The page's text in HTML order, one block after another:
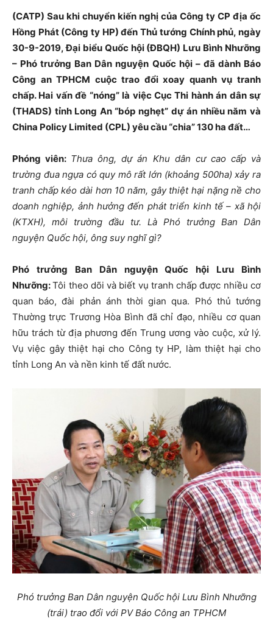
(CATP) Sau khi chuyển kiến nghị của Công ty CP địa ốc
Hồng Phát (Công ty HP) đến Thủ tướng Chính phủ, ngày
30-9-2019, Đại biểu Quốc hội (ĐBQH) Lưu Bình Nhưỡng
– Phó trưởng Ban Dân nguyện Quốc hội – đã dành Báo
Công an TPHCM cuộc trao đổi xoay quanh vụ tranh
chấp. Hai vấn đề “nóng” là việc Cục Thi hành án dân sự
(THADS) tỉnh Long An “bóp nghẹt” dự án nhiều năm và
China Policy Limited (CPL) yêu cầu “chia” 130 ha đất…
Phóng viên: Thưa ông, dự án Khu dân cư cao cấp và
trường đua ngựa có quy mô rất lớn (khoảng 500ha) xảy ra
tranh chấp kéo dài hơn 10 năm, gây thiệt hại nặng nề cho
doanh nghiệp, ảnh hưởng đến phát triển kinh tế – xã hội
(KTXH), môi trường đầu tư. Là Phó trưởng Ban Dân
nguyện Quốc hội, ông suy nghĩ gì?
Phó trưởng Ban Dân nguyện Quốc hội Lưu Bình
Nhưỡng:Tôi theo dõi và biết vụ tranh chấp được nhiều cơ
quan báo, đài phản ánh thời gian qua. Phó thủ tướng
Thường trực Trương Hòa Bình đã chỉ đạo, nhiều cơ quan
hữu trách từ địa phương đến Trung ương vào cuộc, xử lý.
Vụ việc gây thiệt hại cho Công ty HP, làm thiệt hại cho
tỉnh Long An và nền kinh tế đất nước.
Phó trưởng Ban Dân nguyện Quốc hội Lưu Bình Nhưỡng
(trái) trao đổi với PV Báo Công an TPHCM